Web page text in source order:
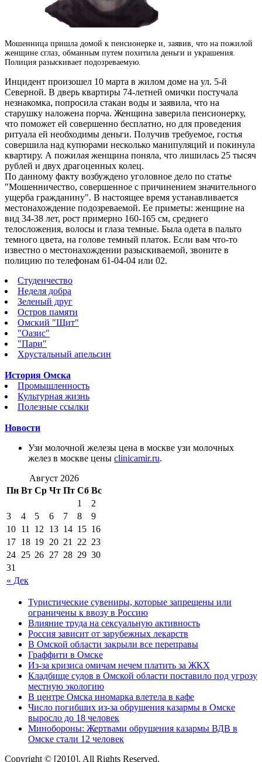
Мошенница пришла домой к пенсионерке и, заявив, что на пожилой
женщине сглаз, обманным путем похитила деньги и украшения.
Полиция разыскивает подозреваемую.
Инцидент произошел 10 марта в жилом доме на ул. 5-й
Северной. В дверь квартиры 74-летней омички постучала
незнакомка, попросила стакан воды и заявила, что на
старушку наложена порча. Женщина заверила пенсионерку,
что поможет ей совершенно бесплатно, но для проведения
ритуала ей необходимы деньги. Получив требуемое, гостья
совершила над купюрами несколько манипуляций и покинула
квартиру. А пожилая женщина поняла, что лишилась 25 тысяч
рублей и двух драгоценных колец.
По данному факту возбуждено уголовное дело по статье
"Мошенничество, совершенное с причинением значительного
ущерба гражданину". В настоящее время устанавливается
местонахождение подозреваемой. Ее приметы: женщине на
вид 34-38 лет, рост примерно 160-165 см, среднего
телосложения, волосы и глаза темные. Была одета в пальто
темного цвета, на голове темный платок. Если вам что-то
известно о местонахождении разыскиваемой, звоните в
полицию по телефонам 61-04-04 или 02.
Студенчество
Неделя добра
Зеленый друг
Остров памяти
Омский "Щит"
"Оазис"
"Пари"
Хрустальный апельсин
История Омска
Промышленность
Культурная жизнь
Полезные ссылки
Новости
Узи молочной железы цена в москве узи молочных
желез в москве цены clinicamir.ru.
Август 2026
Пн Вт Ср Чт Пт Сб Вс
« Дек
1
2
3
4 5 6 7 8
9
10 11 12 13 14 15 16
17 18 19 20 21 22 23
24 25 26 27 28 29 30
31
Туристические сувениры, которые запрещены или
ограничены к ввозу в Россию
Влияние труда на сексуальную активность
Россия зависит от зарубежных лекарств
В Омской области закрыли все переправы
Граффити в Омске
Из-за кризиса омичам нечем платить за ЖКХ
Кладбище судов в Омской области поставило под угрозу
местную экологию
В центре Омска иномарка влетела в кафе
Число погибших из-за обрушения казармы в Омске
выросло до 18 человек
Минобороны: Жертвами обрушения казармы ВДВ в
Омске стали 12 человек
Copyright © [2010]. All Rights Reserved.